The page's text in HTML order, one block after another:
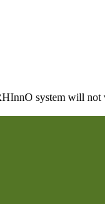
system will